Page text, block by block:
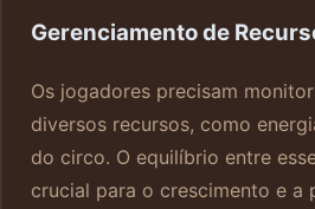
Gerenciamento de
Os jogadores precisam
diversos recursos, como
do circo. O equilíbrio entre
crucial para o crescimento e a